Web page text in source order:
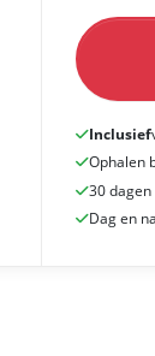
Inclusief
Ophalen
30
Dag en